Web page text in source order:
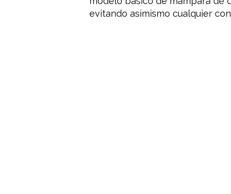
evitando asimismo cualquier